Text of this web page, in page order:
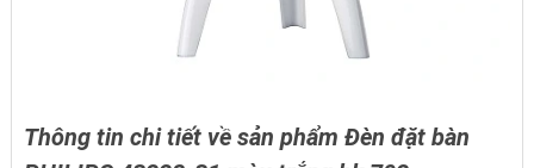
Thông tin chi tiết về sản phẩm Đèn đặt bàn